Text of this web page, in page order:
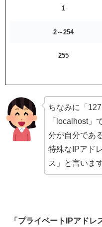
1
2～254
255
ちなみに「
「localhost」
分が自分であ
特殊なIPアド
ス」と言います
「プライベートIPアドレ